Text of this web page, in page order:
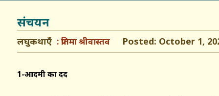
संचयन
लघुकथाएँ प्रतिमा श्रीवास्तव Posted: October 1,
1-आदमीकादर्द